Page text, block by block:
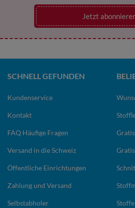
Jetzt
SCHNELL GEFUNDEN
Kundenservice
Kontakt
FAQ Häufige Fragen
Versand in die Schweiz
Öffentliche Einrichtungen
Zahlung und Versand
Selbstabholer Stoffe